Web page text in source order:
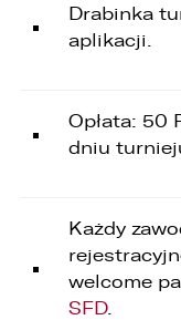
Drabinka
aplikacji.
Opłata: 50
dniu
Każdy
welcome
SFD.
3. LELLEK
200
5. 3L.PL. z
1. Kontakt z
2. Numer
535 535.
3. Państwa
w celu: